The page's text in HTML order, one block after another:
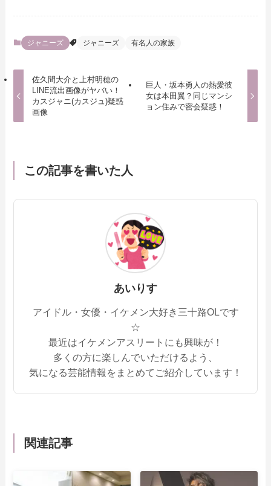
ジャニーズ ジャニーズ 有名人の家族
佐久間大介と上村明穂の
LINE流出画像がヤバい！
カスジャニ(カスジュ)疑惑
画像
巨人・坂本勇人の熱愛彼
女は本田翼？同じマンシ
ョン住みで密会疑惑！
この記事を書いた人
あいりす
アイドル・女優・イケメン大好き三十路OLです
☆
最近はイケメンアスリートにも興味が！
多くの方に楽しんでいただけるよう、
気になる芸能情報をまとめてご紹介しています！
関連記事